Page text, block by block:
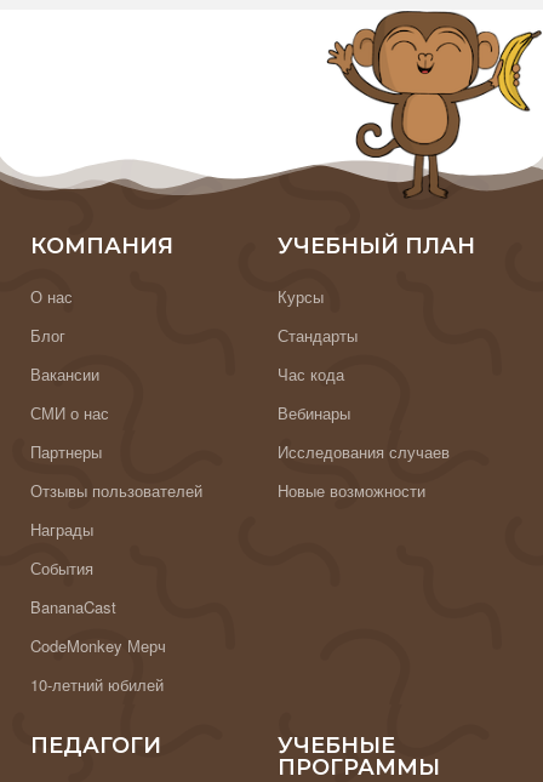
КОМПАНИЯ
О нас
Блог
Вакансии
СМИ о нас
Партнеры
Отзывы пользователей
Награды
События
BananaCast
CodeMonkey Мерч
10-летний юбилей
УЧЕБНЫЙ ПЛАН
Курсы
Стандарты
Час кода
Вебинары
Исследования случаев
Новые возможности
ПЕДАГОГИ
УЧЕБНЫЕ
ПРОГРАММЫ